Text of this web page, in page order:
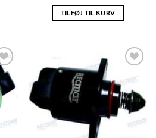
TILFØJ TIL KURV
AJOUTER
À LA
LISTE
D’ENVIES